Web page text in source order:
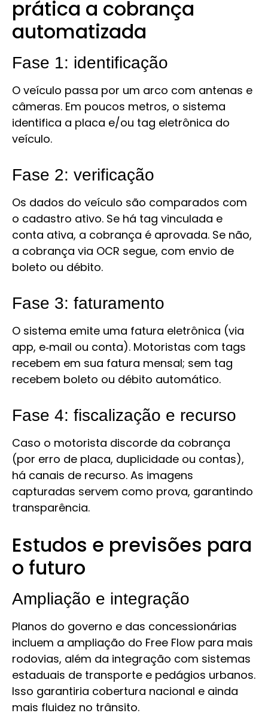
prática a cobrança
automatizada
Fase 1: identificação
O veículo passa por um arco com antenas e
câmeras. Em poucos metros, o sistema
identifica a placa e/ou tag eletrônica do
veículo.
Fase 2: verificação
Os dados do veículo são comparados com
o cadastro ativo. Se há tag vinculada e
conta ativa, a cobrança é aprovada. Se não,
a cobrança via OCR segue, com envio de
boleto ou débito.
Fase 3: faturamento
O sistema emite uma fatura eletrônica (via
app, e‑mail ou conta). Motoristas com tags
recebem em sua fatura mensal; sem tag
recebem boleto ou débito automático.
Fase 4: fiscalização e recurso
Caso o motorista discorde da cobrança
(por erro de placa, duplicidade ou contas),
há canais de recurso. As imagens
capturadas servem como prova, garantindo
transparência.
Estudos e previsões para
o futuro
Ampliação e integração
Planos do governo e das concessionárias
incluem a ampliação do Free Flow para mais
rodovias, além da integração com sistemas
estaduais de transporte e pedágios urbanos.
Isso garantiria cobertura nacional e ainda
mais fluidez no trânsito.